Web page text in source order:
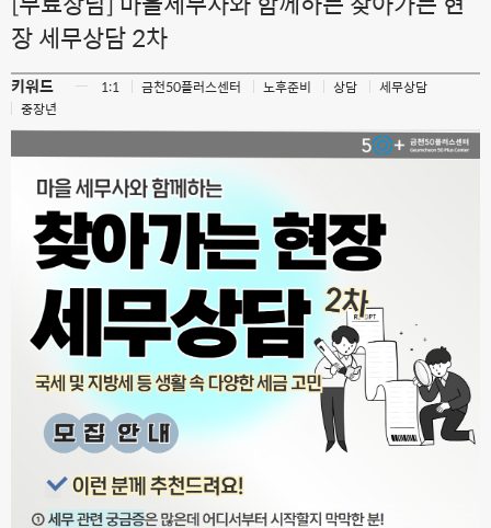
장 세무상담 2차
키워드 ㅡ 1:1 금천50플러스센터 노후준비 상담
세무상담
중장년